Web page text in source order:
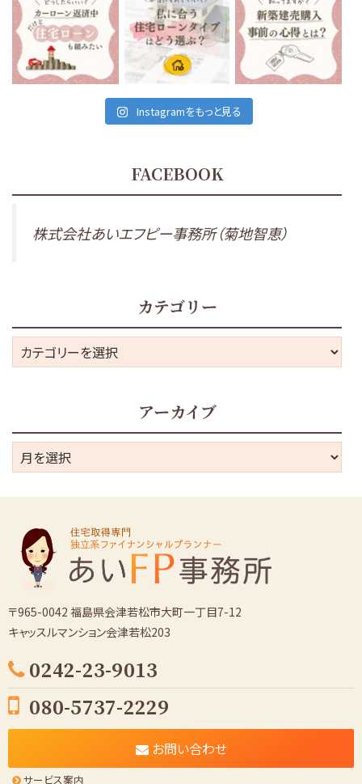
私たちが住んでいる、会津
若松市は
車がないと生活出来ない
と言っても...
11月 29
住宅ローンは当然です
が、家を建てる時に組む
もの...
11月 26
最近の会津地域、建売住
宅がとても多いなと感じ
ます。...
11月 24
Instagramをもっと見る
FACEBOOK
株式会社あいエフピー事務所（菊地智恵）
カテゴリー
カ
テ
ー
アーカイブ
ー
カ
〒965-0042 福島県会津若松市大町一丁目7-12
キャッスルマンション会津若松203
0242-23-9013
080-5737-2229
お問い合わせ
サービス案内